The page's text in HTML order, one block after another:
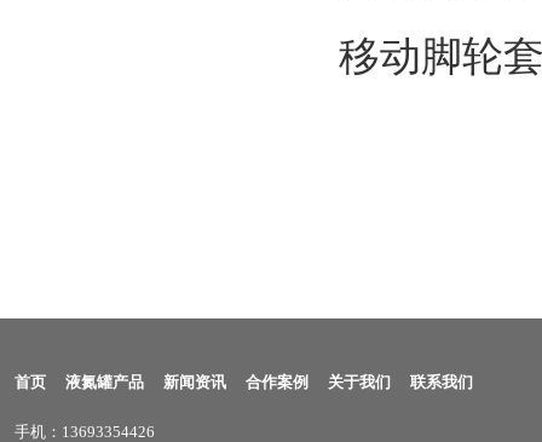
移动脚轮
首页 液氮罐产品 新闻资讯 合作案例 关于我们 联系我们
手机：13693354426